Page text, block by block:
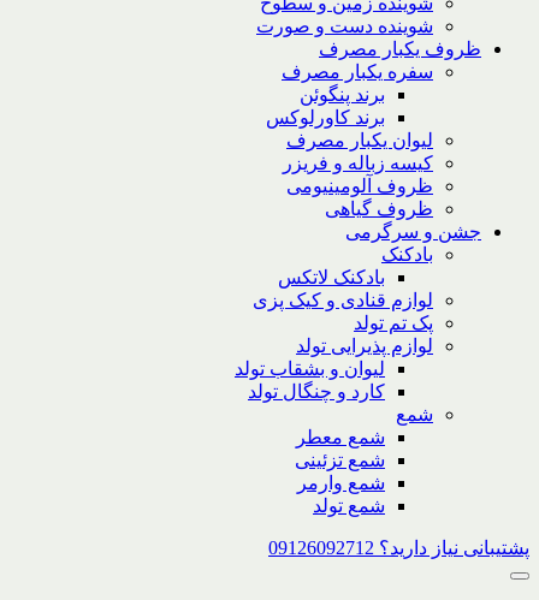
شوینده دست و صورت
ظروف یکبار مصرف
سفره یکبار مصرف
برند پنگوئن
برند کاورلوکس
لیوان یکبار مصرف
کیسه زباله و فریزر
ظروف آلومینیومی
ظروف گیاهی
جشن و سرگرمی
بادکنک
بادکنک لاتکس
لوازم قنادی و کیک پزی
پک تم تولد
لوازم پذیرایی تولد
لیوان و بشقاب تولد
کارد و چنگال تولد
شمع
شمع معطر
شمع تزئینی
شمع وارمر
شمع تولد
پشتیبانی نیاز دارید؟ 09126092712